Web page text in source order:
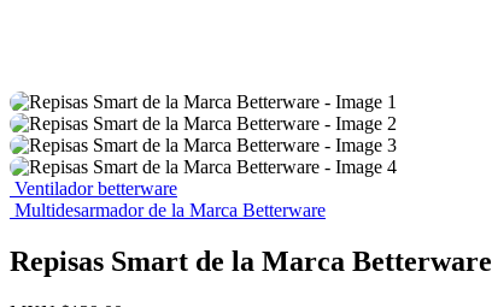
Ventilador betterware
Multidesarmador de la Marca Betterware
Repisas Smart de la Marca Betterware